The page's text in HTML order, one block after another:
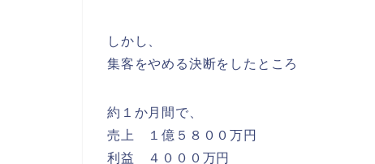
しかし、
集客をやめる決断をしたところ
約１か月間で、
売上 １億５８００万円
利益 ４０００万円